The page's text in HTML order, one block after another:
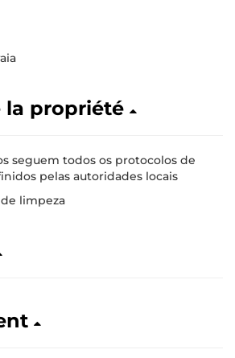
la propriété
seguem todos os protocolos de
pelas autoridades locais
limpeza